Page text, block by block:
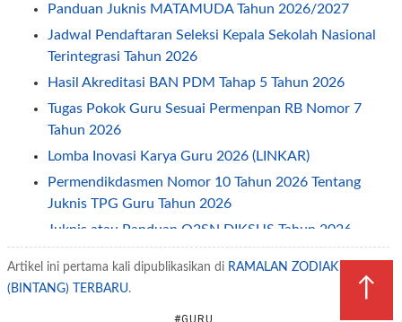
Panduan Juknis MATAMUDA Tahun 2026/2027
Jadwal Pendaftaran Seleksi Kepala Sekolah Nasional
Terintegrasi Tahun 2026
Hasil Akreditasi BAN PDM Tahap 5 Tahun 2026
Tugas Pokok Guru Sesuai Permenpan RB Nomor 7
Tahun 2026
Lomba Inovasi Karya Guru 2026 (LINKAR)
Permendikdasmen Nomor 10 Tahun 2026 Tentang
Juknis TPG Guru Tahun 2026
Juknis atau Panduan O2SN DIKSUS Tahun 2026
2026
Artikel ini pertama kali dipublikasikan di RAMALAN ZODIAK
(BINTANG) TERBARU.
#GURU
↑